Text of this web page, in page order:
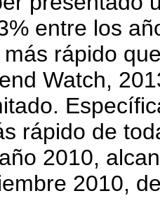
entre los
rápido
Watch,
rápido de
2010,
2010,